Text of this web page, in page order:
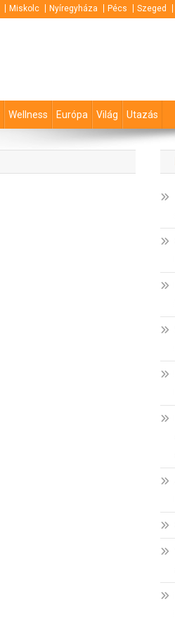
Miskolc Nyíregyháza Pécs Szeged
Wellness Európa Világ Utazás